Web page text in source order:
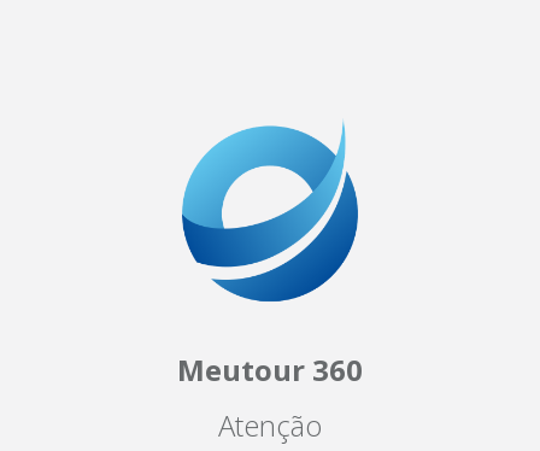
Meutour 360
Atenção